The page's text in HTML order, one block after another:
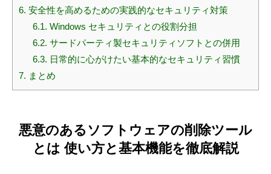
6. 安全性を高めるための実践的なセキュリティ対策
6.1. Windows セキュリティとの役割分担
6.2. サードパーティ製セキュリティソフトとの併用
6.3. 日常的に心がけたい基本的なセキュリティ習慣
7. まとめ
悪意のあるソフトウェアの削除ツール
とは 使い方と基本機能を徹底解説